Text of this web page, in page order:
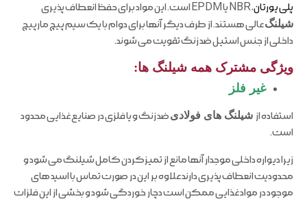
پلی یورتان، NBR یا EPDM است. این مواد برای حفظ انعطاف پذیری
شیلنگعالی هستند. از طرف دیگر آنها برای دوام با یک سیم پیچ مارپیچ
داخلی از جنس استیل ضد زنگ تقویت می شوند.
ویژگی مشترک همه شیلنگ ها:
غیر فلز
استفاده از شیلنگ های فولادیضد زنگ و یا فلزی در صنایع غذایی محدود
است.
زیرا دیواره داخلی موجدار آنها مانع از تمیزکردن کامل شیلنگ می شود و
محدودیت انعطاف پذیری دارند علاوه بر این در صورت تماس با اسید های
موجود در مواد غذایی ممکن است دچار خوردگی شود و بخشی از این فلزات